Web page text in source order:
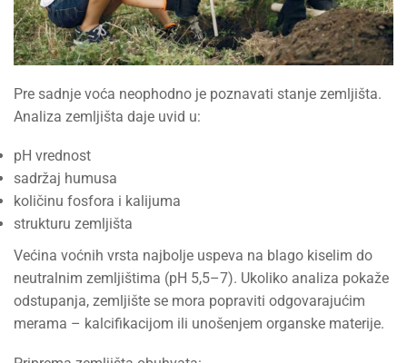
Pre sadnje voća neophodno je poznavati stanje zemljišta.
Analiza zemljišta daje uvid u:
pH vrednost
sadržaj humusa
količinu fosfora i kalijuma
strukturu zemljišta
Većina voćnih vrsta najbolje uspeva na blago kiselim do
neutralnim zemljištima (pH 5,5–7). Ukoliko analiza pokaže
odstupanja, zemljište se mora popraviti odgovarajućim
merama – kalcifikacijom ili unošenjem organske materije.